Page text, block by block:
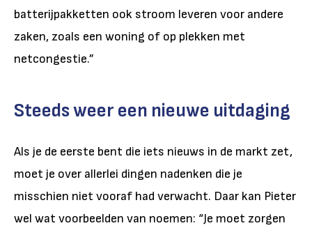
batterijpakketten ook stroom leveren voor andere
zaken, zoals een woning of op plekken met
netcongestie.”
Steeds weer een nieuwe uitdaging
Als je de eerste bent die iets nieuws in de markt zet,
moet je over allerlei dingen nadenken die je
misschien niet vooraf had verwacht. Daar kan Pieter
wel wat voorbeelden van noemen: “Je moet zorgen